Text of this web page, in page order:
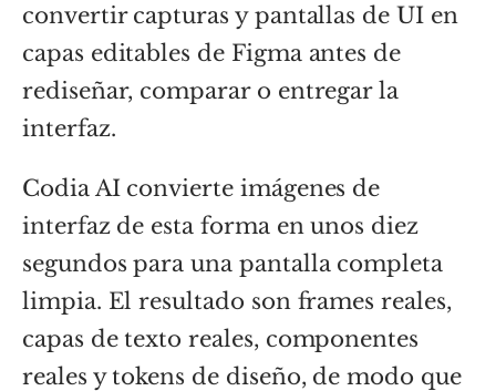
convertir capturas y pantallas de UI en
capas editables de Figma antes de
rediseñar, comparar o entregar la
interfaz.
Codia AI convierte imágenes de
interfaz de esta forma en unos diez
segundos para una pantalla completa
limpia. El resultado son frames reales,
capas de texto reales, componentes
reales y tokens de diseño, de modo que